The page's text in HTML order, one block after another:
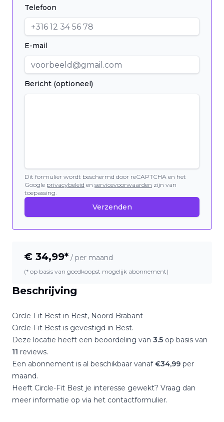
Beschrijving
Circle-Fit Best in Best, Noord-Brabant
Circle-Fit Best is gevestigd in Best.
Deze locatie heeft een beoordeling van 3.5 op basis van
11 reviews.
Een abonnement is al beschikbaar vanaf€34,99 per
maand.
Heeft Circle-Fit Best je interesse gewekt? Vraag dan
meer informatie op via het contactformulier.
Telefoon
E-mail
Bericht (optioneel)
Dit formulier wordt beschermd door reCAPTCHA en het
Google privacybeleid en servicevoorwaarden zijn van
toepassing.
Verzenden
€ 34,99* / per maand
(* op basis van goedkoopst mogelijk abonnement)